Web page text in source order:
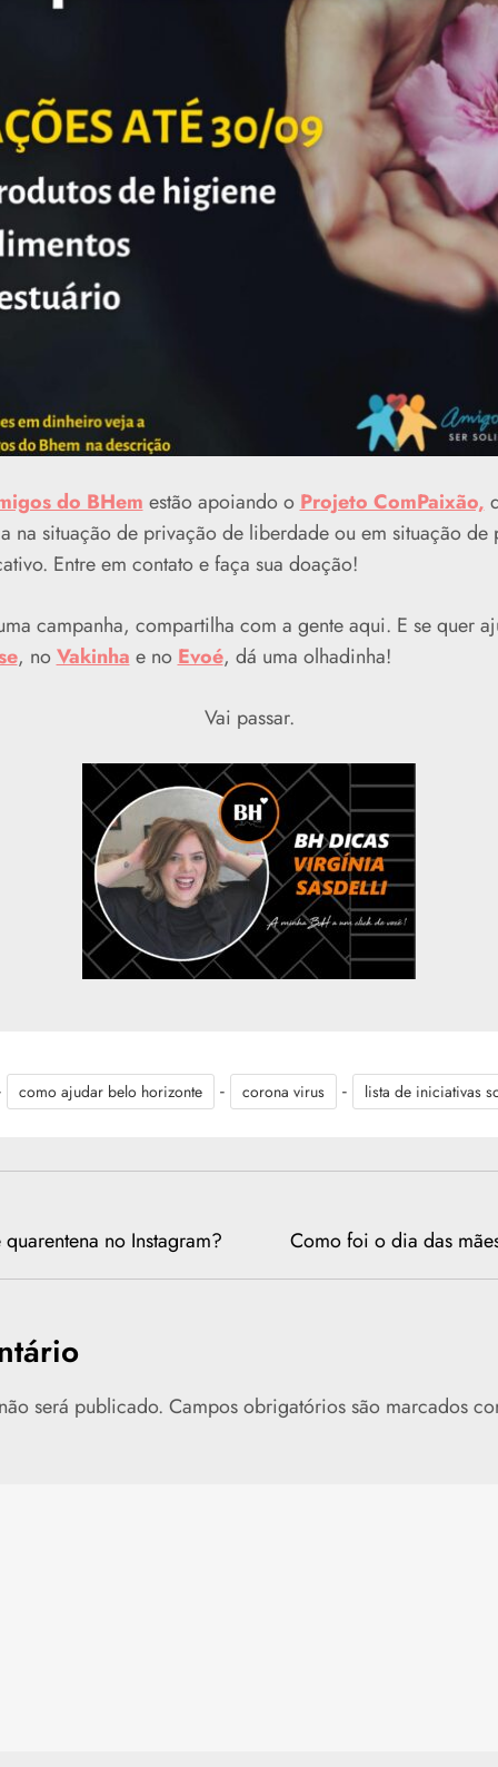
do BHem estão apoiando o Projeto ComPaixão,
na situação de privação de liberdade ou em situação de
Entre em contato e faça sua doação!
campanha, compartilha com a gente aqui. E se quer
, noVakinha e no Evoé, dá uma olhadinha!
Vai passar.
como ajudar belo horizonte - corona virus - lista de iniciativas
no Instagram? Como foi o dia das
será publicado. Campos obrigatórios são marcados